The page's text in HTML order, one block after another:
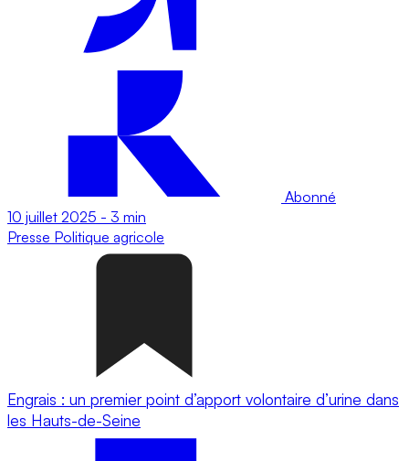
Abonné
10 juillet 2025 - 3 min
Presse Politique agricole
Engrais : un premier point d’apport volontaire d’urine dans
les Hauts-de-Seine